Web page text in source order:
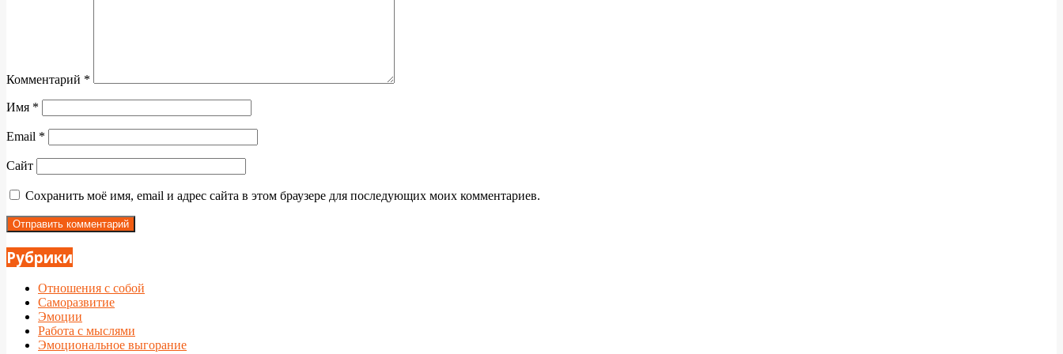
Комментарий *
Имя *
Email *
Сайт
Сохранить моё имя, email и адрес сайта в этом браузере для последующих моих комментариев.
Рубрики
Отношения с собой
Саморазвитие
Эмоции
Работа с мыслями
Эмоциональное выгорание